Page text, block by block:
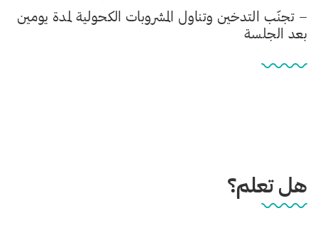
– تجنّب التدخين وتناول المشروبات الكحولية لمدة يومين
بعد الجلسة
هل تعلم؟